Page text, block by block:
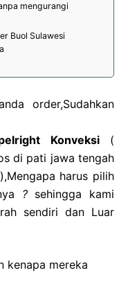
mengurangi
Buol Sulawesi
order,Sudahkan
Konveksi(
di pati jawa tengah
harus pilih
?sehingga kami
sendiri dan Luar
kenapa mereka